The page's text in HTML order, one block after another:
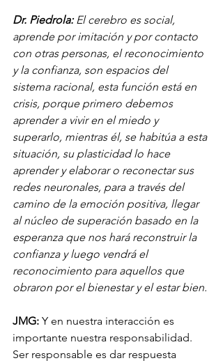
Dr. Piedrola: El cerebro es social,
aprende por imitación y por contacto
con otras personas, el reconocimiento
y la confianza, son espacios del
sistema racional, esta función está en
crisis, porque primero debemos
aprender a vivir en el miedo y
superarlo, mientras él, se habitúa a esta
situación, su plasticidad lo hace
aprender y elaborar o reconectar sus
redes neuronales, para a través del
camino de la emoción positiva, llegar
al núcleo de superación basado en la
esperanza que nos hará reconstruir la
confianza y luego vendrá el
reconocimiento para aquellos que
obraron por el bienestar y el estar bien.
JMG: Y en nuestra interacción es
importante nuestra responsabilidad.
Ser responsable es dar respuesta